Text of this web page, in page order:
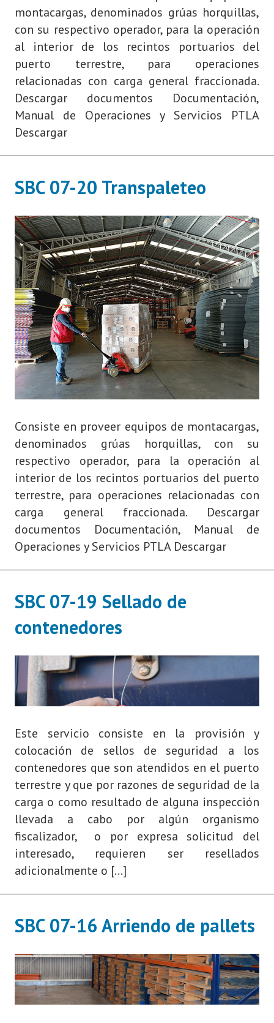
montacargas, denominados grúas horquillas,
con su respectivo operador, para la operación
al interior de los recintos portuarios del
puerto terrestre, para operaciones
relacionadas con carga general fraccionada.
Descargar documentos Documentación,
Manual de Operaciones y Servicios PTLA
Descargar
SBC 07-20 Transpaleteo
Consiste en proveer equipos de montacargas,
denominados grúas horquillas, con su
respectivo operador, para la operación al
interior de los recintos portuarios del puerto
terrestre, para operaciones relacionadas con
carga general fraccionada. Descargar
documentos Documentación, Manual de
Operaciones y Servicios PTLA Descargar
SBC 07-19 Sellado de
contenedores
Este servicio consiste en la provisión y
colocación de sellos de seguridad a los
contenedores que son atendidos en el puerto
terrestre y que por razones de seguridad de la
carga o como resultado de alguna inspección
llevada a cabo por algún organismo
fiscalizador, o por expresa solicitud del
interesado, requieren ser resellados
adicionalmente o […]
SBC 07-16 Arriendo de pallets